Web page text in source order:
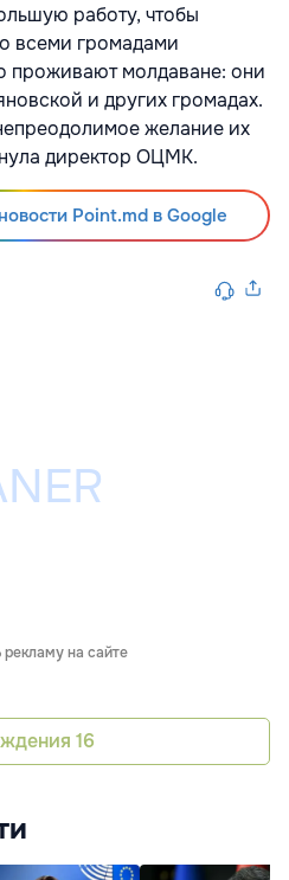
работу, чтобы
всеми громадами
проживают молдаване: они
и других громадах.
желание их
директор ОЦМК.
Point.md в Google
рекламу на сайте
16